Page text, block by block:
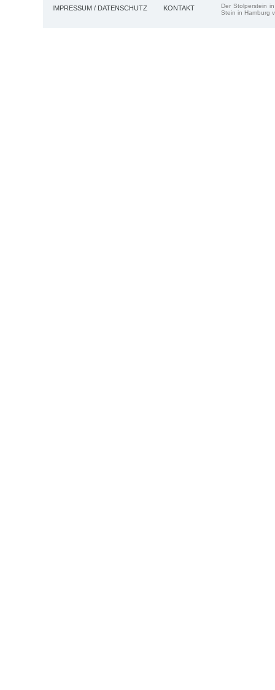
IMPRESSUM / DATENSCHUTZ KONTAKT
Der Stolperstein
Stein in Hamburg